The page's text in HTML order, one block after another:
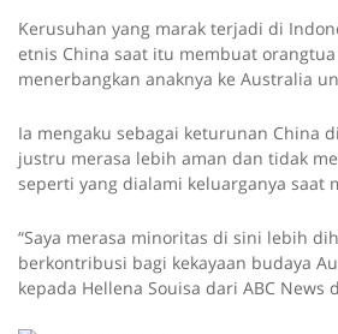
Kerusuhan yang marak terjadi di
etnis China saat itu membuat
menerbangkan anaknya ke Australia
Ia mengaku sebagai keturunan China
justru merasa lebih aman dan tidak
seperti yang dialami keluarganya saat
“Saya merasa minoritas di sini lebih
berkontribusi bagi kekayaan budaya
kepada Hellena Souisa dari ABC News